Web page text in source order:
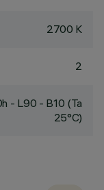
2700 K
2
- L90 - B10 (Ta
25°C)